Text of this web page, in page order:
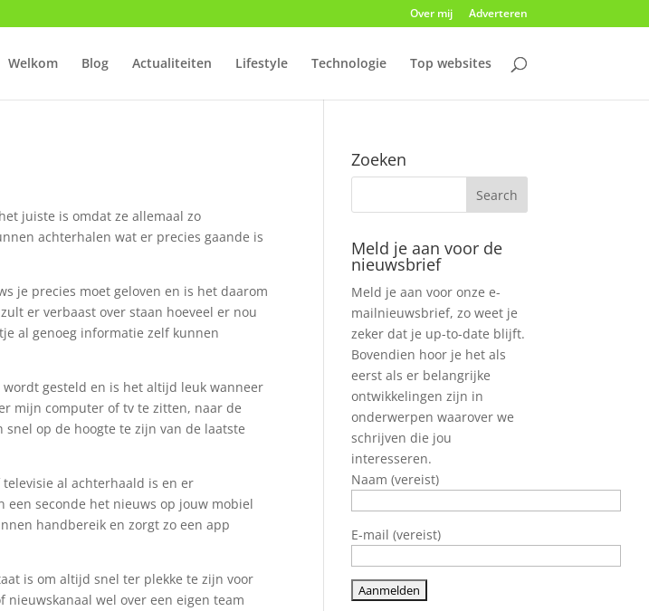
Over mij Adverteren
Welkom Blog Actualiteiten Lifestyle Technologie Top websites
juiste is omdat ze allemaal zo
achterhalen wat er precies gaande is
je precies moet geloven en is het daarom
er verbaast over staan hoeveel er nou
al genoeg informatie zelf kunnen
wordt gesteld en is het altijd leuk wanneer
mijn computer of tv te zitten, naar de
op de hoogte te zijn van de laatste
al achterhaald is en er
seconde het nieuws op jouw mobiel
handbereik en zorgt zo een app
is om altijd snel ter plekke te zijn voor
wel over een eigen team
Zoeken
Meld je aan voor de
nieuwsbrief
Meld je aan voor onze e-
mailnieuwsbrief, zo weet je
zeker dat je up-to-date blijft.
Bovendien hoor je het als
eerst als er belangrijke
ontwikkelingen zijn in
onderwerpen waarover we
schrijven die jou
interesseren.
Naam (vereist)
E-mail (vereist)